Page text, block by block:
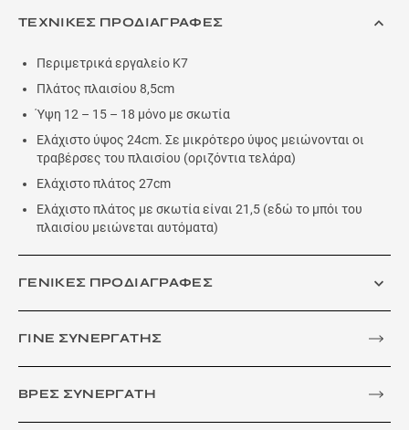
ΤΕΧΝΙΚΕΣ ΠΡΟΔΙΑΓΡΑΦΕΣ
Περιμετρικά εργαλείο Κ7
Πλάτος πλαισίου 8,5cm
Ύψη 12 – 15 – 18 μόνο με σκωτία
Ελάχιστο ύψος 24cm. Σε μικρότερο ύψος μειώνονται οι
τραβέρσες του πλαισίου (οριζόντια τελάρα)
Ελάχιστο πλάτος 27cm
Ελάχιστο πλάτος με σκωτία είναι 21,5 (εδώ το μπόι του
πλαισίου μειώνεται αυτόματα)
ΓΕΝΙΚΕΣ ΠΡΟΔΙΑΓΡΑΦΕΣ
ΓΙΝΕ ΣΥΝΕΡΓΑΤΗΣ
ΒΡΕΣ ΣΥΝΕΡΓΑΤΗ